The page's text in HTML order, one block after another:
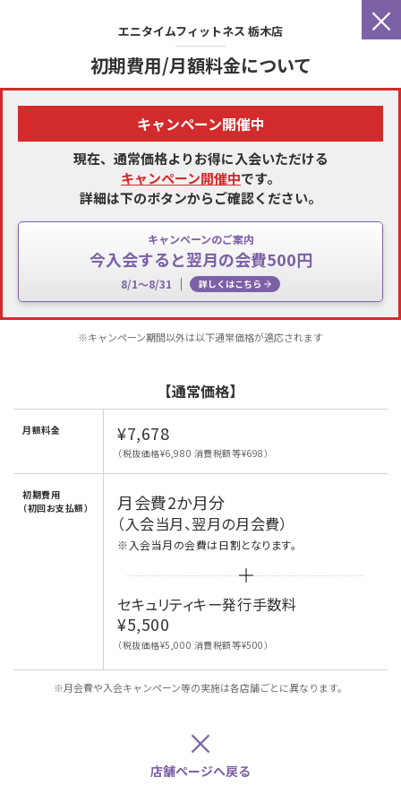
×
エニタイムフィットネス 栃木店
初期費用/月額料金について
キャンペーン開催中
現在、通常価格よりお得に入会いただける
キャンペーン開催中です。
詳細は下のボタンからご確認ください。
キャンペーンのご案内
今入会すると翌月の会費500円
8/1～8/31 詳しくはこちら
※キャンペーン期間以外は以下通常価格が適応されます
【通常価格】
月額料金 ¥7,678
（税抜価格¥6,980 消費税額等¥698）
初期費用
（初回お支払額）
月会費2か月分
（入会当月、翌月の月会費）
※入会当月の会費は日割となります。
セキュリティキー発行手数料
¥5,500
（税抜価格¥5,000 消費税額等¥500）
※月会費や入会キャンペーン等の実施は各店舗ごとに異なります。
×
店舗ページへ戻る